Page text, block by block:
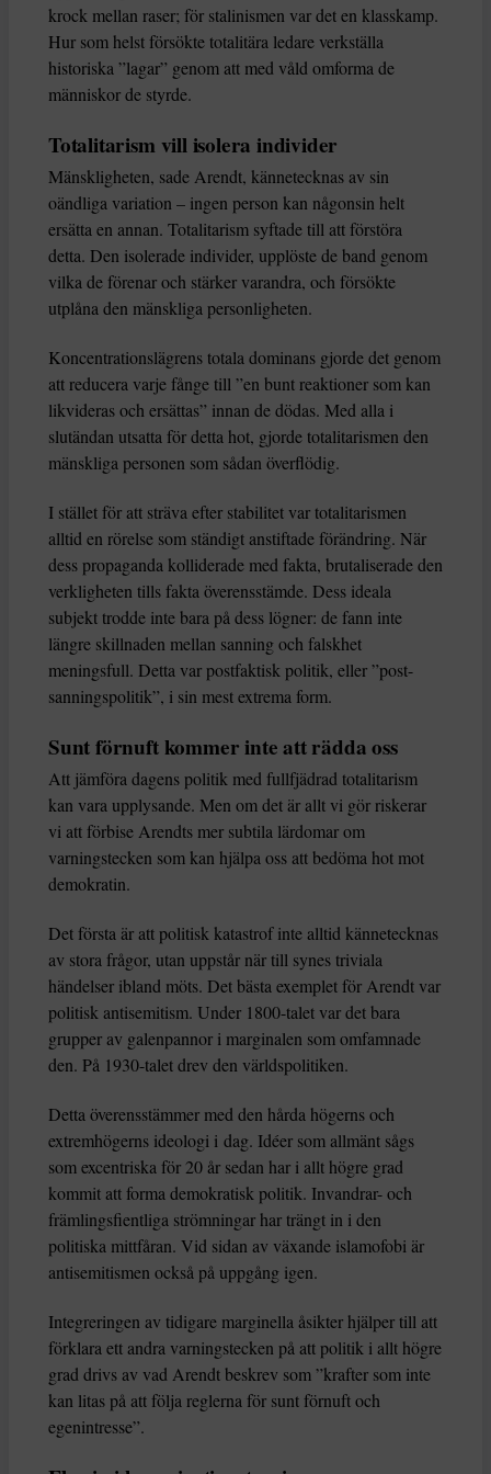
krock mellan raser; för stalinismen var det en klasskamp.
Hur som helst försökte totalitära ledare verkställa
historiska ”lagar” genom att med våld omforma de
människor de styrde.
Totalitarism vill isolera individer
Mänskligheten, sade Arendt, kännetecknas av sin
oändliga variation – ingen person kan någonsin helt
ersätta en annan. Totalitarism syftade till att förstöra
detta. Den isolerade individer, upplöste de band genom
vilka de förenar och stärker varandra, och försökte
utplåna den mänskliga personligheten.
Koncentrationslägrens totala dominans gjorde det genom
att reducera varje fånge till ”en bunt reaktioner som kan
likvideras och ersättas” innan de dödas. Med alla i
slutändan utsatta för detta hot, gjorde totalitarismen den
mänskliga personen som sådan överflödig.
I stället för att sträva efter stabilitet var totalitarismen
alltid en rörelse som ständigt anstiftade förändring. När
dess propaganda kolliderade med fakta, brutaliserade den
verkligheten tills fakta överensstämde. Dess ideala
subjekt trodde inte bara på dess lögner: de fann inte
längre skillnaden mellan sanning och falskhet
meningsfull. Detta var postfaktisk politik, eller ”post-
sanningspolitik”, i sin mest extrema form.
Sunt förnuft kommer inte att rädda oss
Att jämföra dagens politik med fullfjädrad totalitarism
kan vara upplysande. Men om det är allt vi gör riskerar
vi att förbise Arendts mer subtila lärdomar om
varningstecken som kan hjälpa oss att bedöma hot mot
demokratin.
Det första är att politisk katastrof inte alltid kännetecknas
av stora frågor, utan uppstår när till synes triviala
händelser ibland möts. Det bästa exemplet för Arendt var
politisk antisemitism. Under 1800-talet var det bara
grupper av galenpannor i marginalen som omfamnade
den. På 1930-talet drev den världspolitiken.
Detta överensstämmer med den hårda högerns och
extremhögerns ideologi i dag. Idéer som allmänt sågs
som excentriska för 20 år sedan har i allt högre grad
kommit att forma demokratisk politik. Invandrar- och
främlingsfientliga strömningar har trängt in i den
politiska mittfåran. Vid sidan av växande islamofobi är
antisemitismen också på uppgång igen.
Integreringen av tidigare marginella åsikter hjälper till att
förklara ett andra varningstecken på att politik i allt högre
grad drivs av vad Arendt beskrev som ”krafter som inte
kan litas på att följa reglerna för sunt förnuft och
egenintresse”.